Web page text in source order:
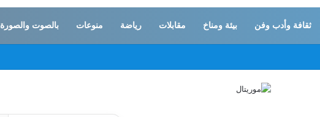
ثقافة وأدب وفن بيئة ومناخ مقابلات رياضة منوعات بالصوت والصورة